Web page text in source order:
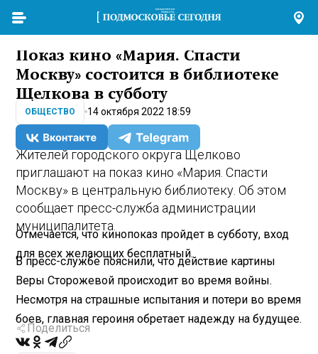
Показ кино «Мария. Спасти
Москву» состоится в библиотеке
Щелкова в субботу
ОБЩЕСТВО 14 октября 2022 18:59
Жителей городского округа Щелково
приглашают на показ кино «Мария. Спасти
Москву» в центральную библиотеку. Об этом
сообщает пресс-служба администрации
муниципалитета.
Отмечается, что кинопоказ пройдет в субботу, вход
для всех желающих бесплатный.
В пресс-службе пояснили, что действие картины
Веры Сторожевой происходит во время войны.
Несмотря на страшные испытания и потери во время
боев, главная героиня обретает надежду на будущее.
Поделиться